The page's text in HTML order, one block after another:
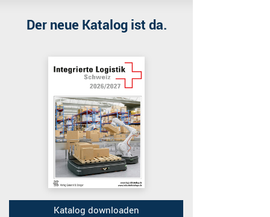
Katalog downloaden
Der neue Katalog ist da.
Wir nutzen Cookies auf unserer Website. Einige von ihnen